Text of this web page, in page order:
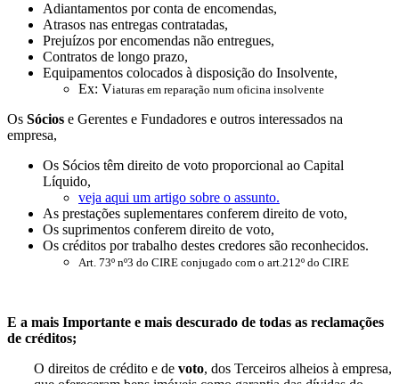
Adiantamentos por conta de encomendas,
Atrasos nas entregas contratadas,
Prejuízos por encomendas não entregues,
Contratos de longo prazo,
Equipamentos colocados à disposição do Insolvente,
Ex: Viaturas em reparação num oficina insolvente
Os Sócios e Gerentes e Fundadores e outros interessados na
empresa,
Os Sócios têm direito de voto proporcional ao Capital
Líquido,
veja aqui um artigo sobre o assunto.
As prestações suplementares conferem direito de voto,
Os suprimentos conferem direito de voto,
Os créditos por trabalho destes credores são reconhecidos.
Art. 73º nº3 do CIRE conjugado com o art.212º do CIRE
E a mais Importante e mais descurado de todas as reclamações
de créditos;
O direitos de crédito e de voto, dos Terceiros alheios à empresa,